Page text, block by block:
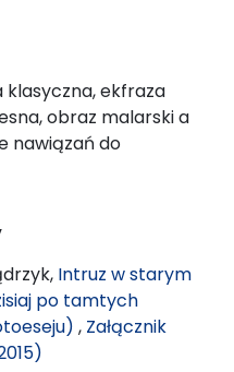
ekfraza
obraz malarski a
nawiązań do
Intruz w starym
po tamtych
, Załącznik